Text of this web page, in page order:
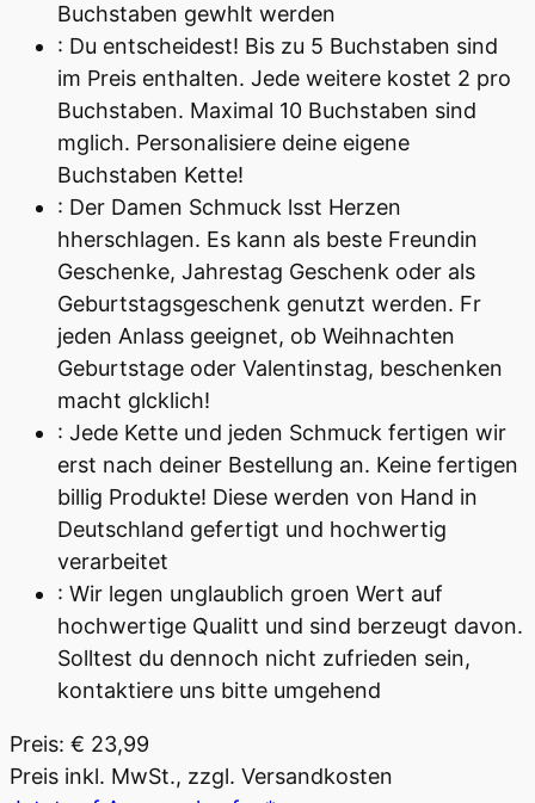
Buchstaben gewhlt werden
: Du entscheidest! Bis zu 5 Buchstaben sind
im Preis enthalten. Jede weitere kostet 2 pro
Buchstaben. Maximal 10 Buchstaben sind
mglich. Personalisiere deine eigene
Buchstaben Kette!
: Der Damen Schmuck lsst Herzen
hherschlagen. Es kann als beste Freundin
Geschenke, Jahrestag Geschenk oder als
Geburtstagsgeschenk genutzt werden. Fr
jeden Anlass geeignet, ob Weihnachten
Geburtstage oder Valentinstag, beschenken
macht glcklich!
: Jede Kette und jeden Schmuck fertigen wir
erst nach deiner Bestellung an. Keine fertigen
billig Produkte! Diese werden von Hand in
Deutschland gefertigt und hochwertig
verarbeitet
: Wir legen unglaublich groen Wert auf
hochwertige Qualitt und sind berzeugt davon.
Solltest du dennoch nicht zufrieden sein,
kontaktiere uns bitte umgehend
Preis: € 23,99
Preis inkl. MwSt., zzgl. Versandkosten